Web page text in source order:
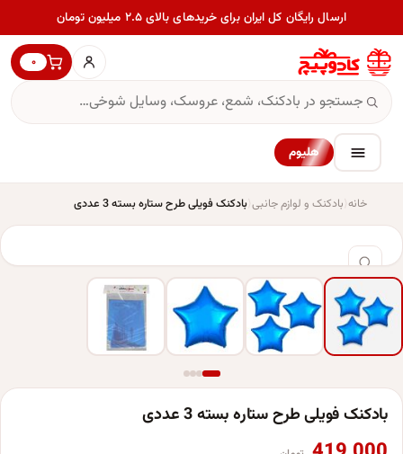
ارسال رایگان کل ایران برای خریدهای بالای ۲.۵ میلیون تومان
۰
هلیوم
خانه بادکنک و لوازم جانبی بادکنک فویلی طرح ستاره بسته 3 عددی
بادکنک فویلی طرح ستاره بسته 3 عددی